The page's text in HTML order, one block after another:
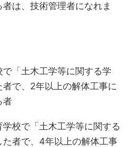
は、技術管理者になれま
で「土木工学等に関する学
で、2年以上の解体工事に
者
学校で「土木工学等に関する
者で、4年以上の解体工事